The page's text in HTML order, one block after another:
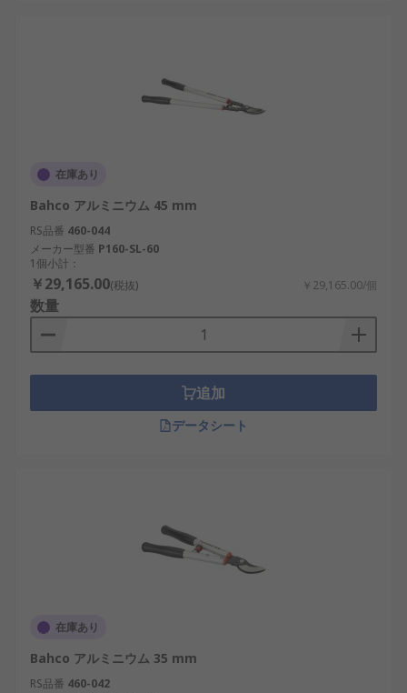
在庫あり
Bahco アルミニウム 45 mm
RS品番 460-044
メーカー型番 P160-SL-60
1個小計：
￥29,165.00(税抜) ￥29,165.00/個
数量
追加
データシート
在庫あり
Bahco アルミニウム 35 mm
RS品番 460-042